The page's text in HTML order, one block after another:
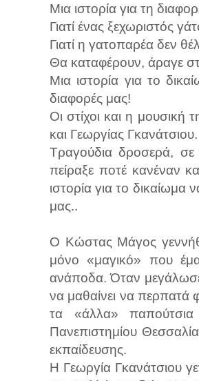
Μια ιστορία για τη
Γιατί ένας ξεχωριστός
Γιατί η γατοπαρέα δεν
Θα καταφέρουν, άραγε
Μια ιστορία για το
διαφορές μας!
Οι στίχοι και η
και Γεωργίας Γκανάτσιου.
Τραγούδια δροσερά,
πείραξε ποτέ κανέναν
ιστορία για το δικαίωμα
μας..
Ο Κώστας Μάγος
μόνο «μαγικό» που
ανάποδα. Όταν
να μαθαίνει να περπατά
τα «άλλα» παπούτσια
Πανεπιστημίου
εκπαίδευσης.
Η Γεωργία Γκανάτσιου